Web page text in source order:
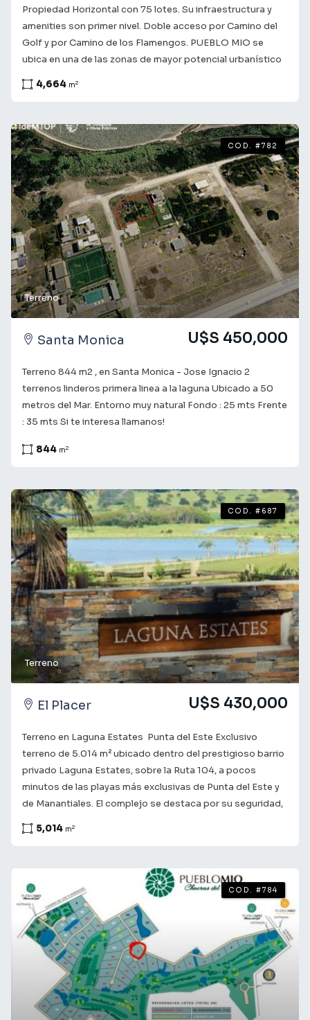
Propiedad Horizontal con 75 lotes. Su infraestructura y
amenities son primer nivel. Doble acceso por Camino del
Golf y por Camino de los Flamengos. PUEBLO MIO se
ubica en una de las zonas de mayor potencial urbanístico
naturales compuestos por una plantación de mas de 150
donde se encuentra el campo de Golf. El barrio cuenta con
amenities de calidad: Club House Canchas de tenis
Canchas de padel Sala de Yoga Gimnasio equipado con
maquinas de ultima tecnología Cancha de futbol césped
sintético Seguridad 24hs Circuito cerrado de
videovigilancia Coordine una visitia!
4,664 m2
Terreno
COD. #782
Santa Monica U$S 450,000
Terreno 844 m2 , en Santa Monica - Jose Ignacio 2
terrenos linderos primera linea a la laguna Ubicado a 50
metros del Mar. Entorno muy natural Fondo : 25 mts Frente
: 35 mts Si te interesa llamanos!
844 m2
Terreno
COD. #687
El Placer U$S 430,000
Terreno en Laguna Estates  Punta del Este Exclusivo
terreno de 5.014 m² ubicado dentro del prestigioso barrio
privado Laguna Estates, sobre la Ruta 104, a pocos
minutos de las playas más exclusivas de Punta del Este y
de Manantiales. El complejo se destaca por su seguridad,
sofisticado y tranquilo. Este amplio lote brinda múltiples
categoría. Las expensas mensuales son de USD 528,
contemplando el mantenimiento de espacios comunes,
seguridad 24 horas y todos los servicios que ofrece el
barrio. Una excelente oportunidad de inversión en uno de
los desarrollos más exclusivos de la zona este.
5,014 m2
COD. #784